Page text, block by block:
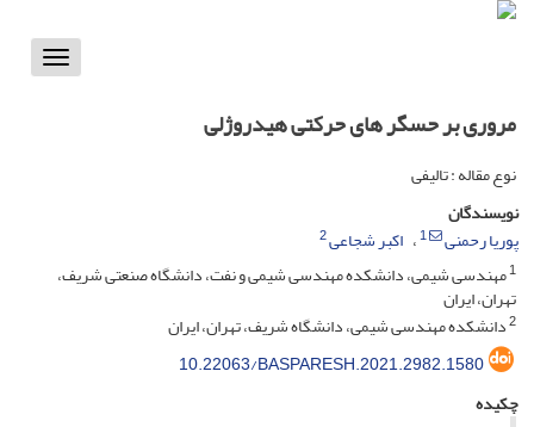
Toggle
مروری بر حسگر های حرکتی هیدروژلی
نوع مقاله : تالیفی
نویسندگان
پوریا رحمنی
1 اکبر شجاعی2
1مهندسی شیمی، دانشکده مهندسی شیمی و نفت، دانشگاه صنعتی شریف،
تهران، ایران
2دانشکده مهندسی شیمی، دانشگاه شریف، تهران، ایران
10.22063/BASPARESH.2021.2982.1580
چکیده